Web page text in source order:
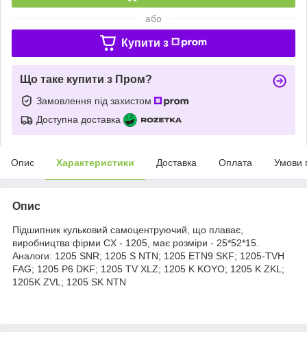
або
Купити з
Що таке купити з Пром?
Замовлення під захистом
Доступна доставка
Опис Характеристики Доставка Оплата Умови
Опис
Підшипник кульковий самоцентруючий, що плаває,
виробництва фірми CX - 1205, має розміри - 25*52*15.
Аналоги: 1205 SNR; 1205 S NTN; 1205 ETN9 SKF; 1205-TVH
FAG; 1205 P6 DKF; 1205 TV XLZ; 1205 K KOYO; 1205 K ZKL;
1205K ZVL; 1205 SK NTN